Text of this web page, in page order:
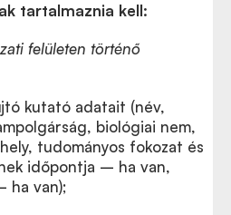
tartalmaznia kell:
felületen történő
kutató adatait (név,
biológiai nem,
tudományos fokozat és
időpontja – ha van,
ha van);